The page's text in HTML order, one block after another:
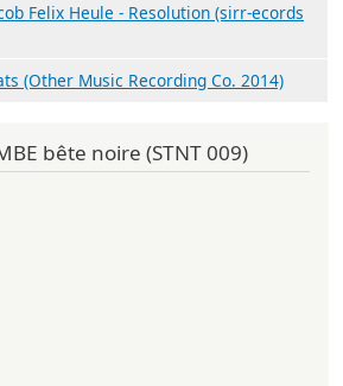
Felix Heule - Resolution (sirr-ecords
(Other Music Recording Co. 2014)
bête noire (STNT 009)